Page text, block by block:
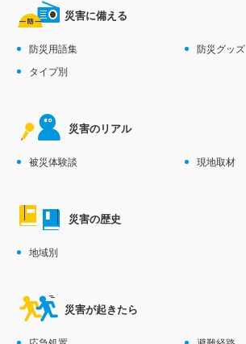
災害に備える
防災用語集
防災グッズ
タイプ別
災害のリアル
被災体験談 現地取材
災害の歴史
地域別
災害が起きたら